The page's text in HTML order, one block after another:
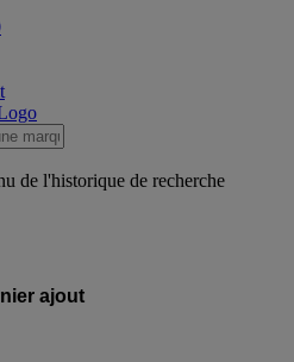
de l'historique de recherche
ajout